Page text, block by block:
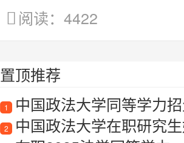
阅读：4422
置顶推荐
1 中国政法大学同等学力
2 中国政法大学在职研究